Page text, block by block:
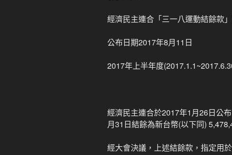
經濟民主連合「三一八運動結餘款
公布日期2017年8月11日
2017年上半年度
經濟民主連合於2017年1月26日公
月31日結餘為新台幣(以下同)
經大會決議，上述結餘款，指定用